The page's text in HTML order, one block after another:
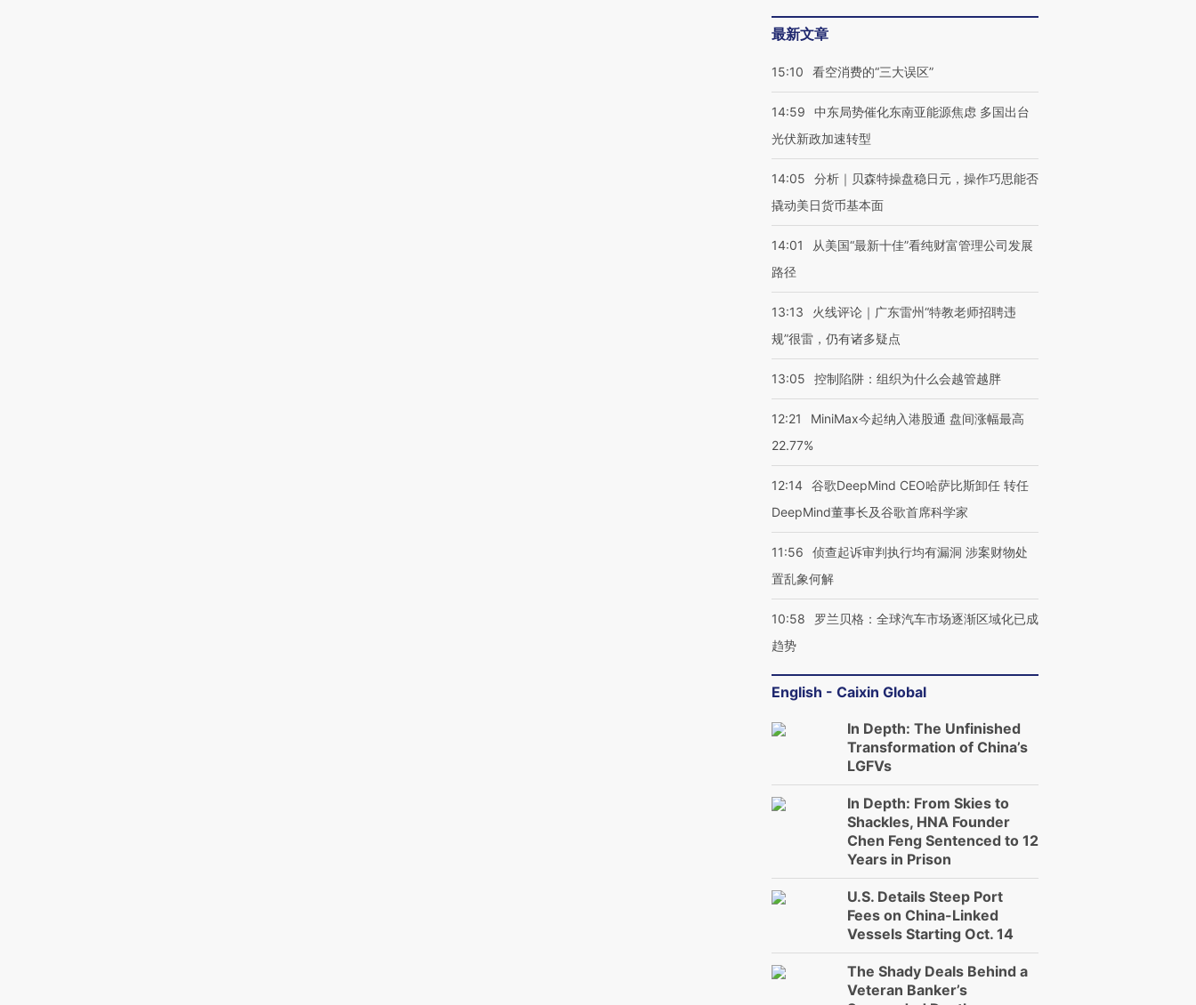
最新文章
15:10 看空消费的“三大误区”
14:59
中东局势催化东南亚能源焦虑 多国出台
光伏新政加速转型
14:05
分析｜贝森特操盘稳日元，操作巧思能否
撬动美日货币基本面
14:01
从美国“最新十佳”看纯财富管理公司发展
路径
13:13
火线评论｜广东雷州“特教老师招聘违
规”很雷，仍有诸多疑点
13:05 控制陷阱：组织为什么会越管越胖
12:21
MiniMax今起纳入港股通 盘间涨幅最高
22.77%
12:14 谷歌DeepMind CEO哈萨比斯卸任 转任
DeepMind董事长及谷歌首席科学家
11:56
侦查起诉审判执行均有漏洞 涉案财物处
置乱象何解
10:58
罗兰贝格：全球汽车市场逐渐区域化已成
趋势
English - Caixin Global
In Depth: The Unfinished
Transformation of China’s
LGFVs
In Depth: From Skies to
Shackles, HNA Founder
Chen Feng Sentenced to 12
Years in Prison
U.S. Details Steep Port
Fees on China-Linked
Vessels Starting Oct. 14
The Shady Deals Behind a
Veteran Banker’s